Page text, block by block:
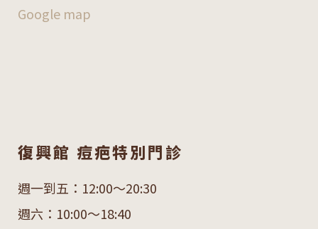
Google map
復興館 痘疤特別門診
週一到五：12:00～20:30
週六：10:00～18:40